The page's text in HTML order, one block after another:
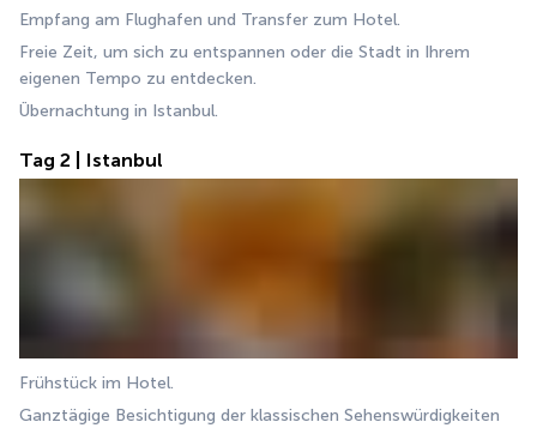
Empfang am Flughafen und Transfer zum Hotel.
Freie Zeit, um sich zu entspannen oder die Stadt in Ihrem
eigenen Tempo zu entdecken.
Übernachtung in Istanbul.
Tag 2 | Istanbul
Frühstück im Hotel.
Ganztägige Besichtigung der klassischen Sehenswürdigkeiten